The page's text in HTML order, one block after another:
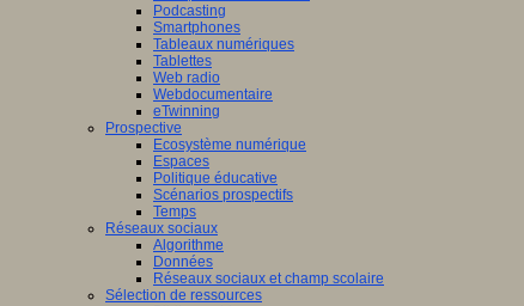
Podcasting
Smartphones
Tableaux numériques
Tablettes
Web radio
Webdocumentaire
eTwinning
Prospective
Ecosystème numérique
Espaces
Politique éducative
Scénarios prospectifs
Temps
Réseaux sociaux
Algorithme
Données
Réseaux sociaux et champ scolaire
Sélection de ressources